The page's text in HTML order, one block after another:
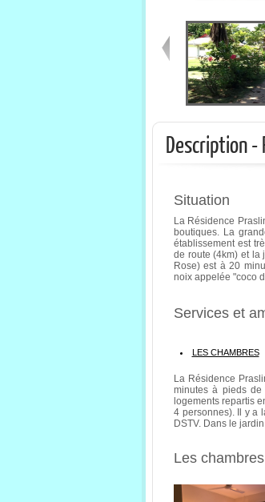
Description -
Situation
La Résidence
boutiques. La
établissement est
de route (4km) et la
Rose) est à 20
noix appelée "coco
Services et
LES CHAMBRES
La Résidence
minutes à pieds
logements repartis
4 personnes). Il y a
DSTV. Dans le
Les chambres